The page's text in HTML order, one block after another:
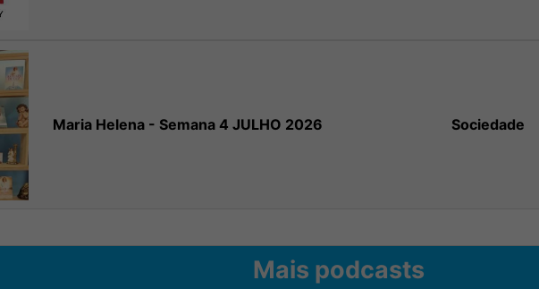
Maria Helena - Semana 4 JULHO 2026 Sociedade
Mais podcasts